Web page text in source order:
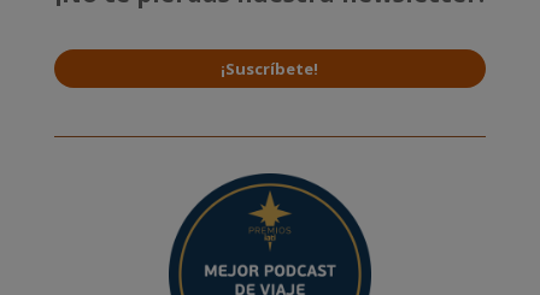
¡Suscríbete!